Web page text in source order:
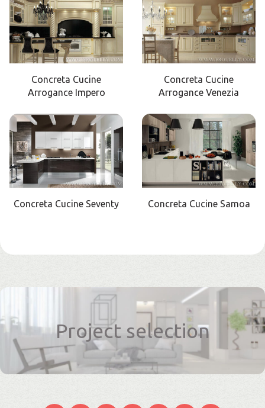
Concreta Cucine
Arrogance Impero
Concreta Cucine
Arrogance Venezia
Concreta Cucine Seventy Concreta Cucine Samoa
Project selection